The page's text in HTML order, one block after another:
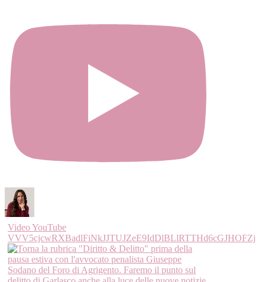
Video YouTube
VVV5cjcwRXBadlFiNkJJTUJZeE9IdDlBLlRTTHd6cGJHOFZj